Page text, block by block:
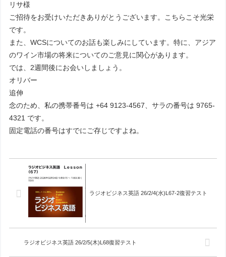
リサ様
ご招待をお受けいただきありがとうございます。こちらこそ光栄
です。
また、WCSについてのお話も楽しみにしています。特に、アジア
のワイン市場の将来についてのご意見に関心があります。
では、2週間後にお会いしましょう。
オリバー
追伸
念のため、私の携帯番号は +64 9123-4567、サラの番号は 9765-
4321 です。
固定電話の番号はすでにご存じですよね。
ラジオビジネス英語 26/2/4(水)L67-2復習テスト
ラジオビジネス英語 26/2/5(木)L68復習テスト